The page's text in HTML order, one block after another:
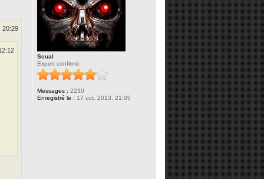
Scual
Expert confirmé
Messages : 2230
Enregistré le : 17 oct. 2013, 21:05
20:29